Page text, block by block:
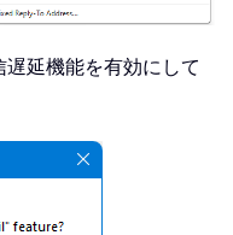
延機能を有効にして